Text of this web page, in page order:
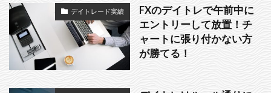
デイトレード実績
FXのデイトレで午前中に
エントリーして放置！チ
ャートに張り付かない方
が勝てる！